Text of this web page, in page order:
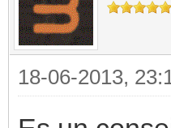
18-06-2013,